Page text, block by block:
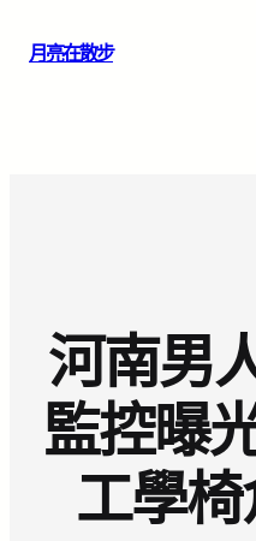
月亮在散步
河南男
監控曝
工學